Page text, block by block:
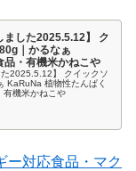
ました2025.5.12】 ク
｜かるなぁ
品・有機米かねこや
た2025.5.12】 クイックソ
KaRuNa 植物性たんぱく
有機米かねこや
ー対応食品・マク